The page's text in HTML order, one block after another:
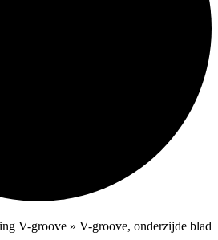
V-groove » V-groove, onderzijde blad